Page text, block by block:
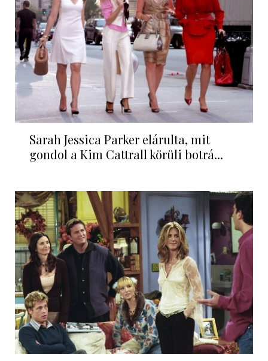
Sarah Jessica Parker elárulta, mit
gondol a Kim Cattrall körüli botrá...